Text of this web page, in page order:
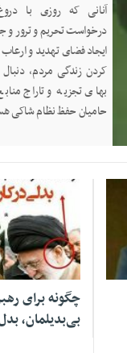
آنانی که روزی با
درخواست تحریم و ترور و
ایجاد فضای تهدید و
کردن زندگی مردم،
بهای تجزیه و تاراج
حامیان حفظ نظام شاکی
۱۳ بهمن ۱۳۹۶
چگونه برای
بی‌بدیلمان،